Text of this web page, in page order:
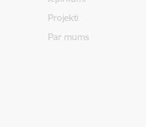
Projekti
Par mums